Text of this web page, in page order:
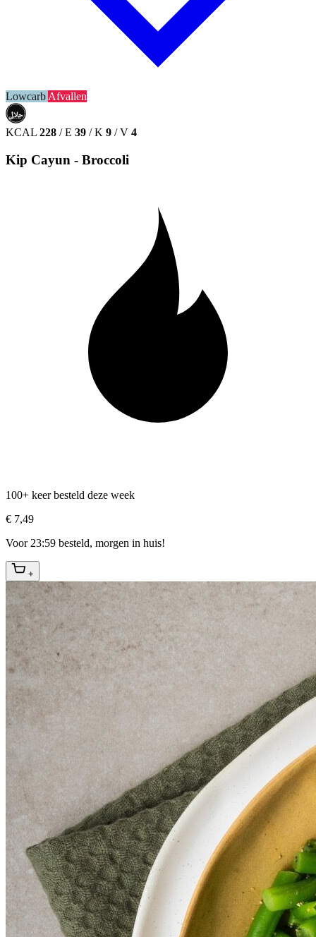
LowcarbAfvallen
حلال
HALAL
KCAL 228 / E 39 / K 9 / V 4
Kip Cayun - Broccoli
100+ keer besteld deze week
€ 7,49
Voor 23:59 besteld, morgen in huis!
+